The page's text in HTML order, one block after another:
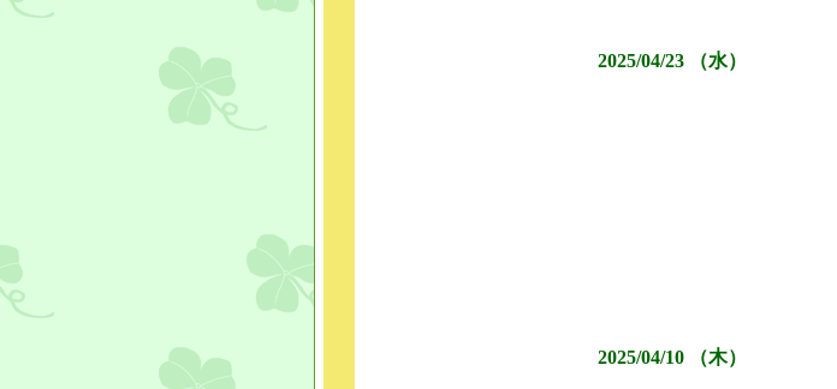
2025/04/23 （水）
2025/04/10 （木）